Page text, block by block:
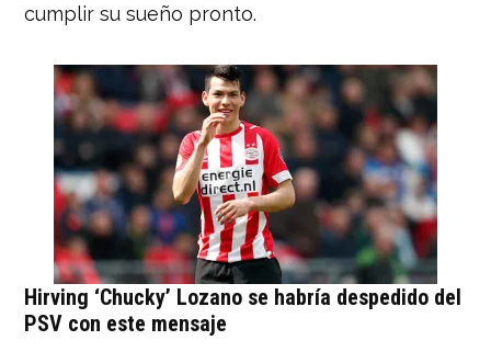
cumplir su sueño pronto.
Hirving ‘Chucky’ Lozano se habría despedido del
PSV con este mensaje